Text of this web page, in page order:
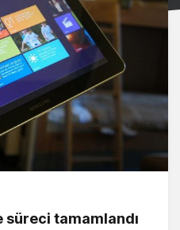
tamamlandı